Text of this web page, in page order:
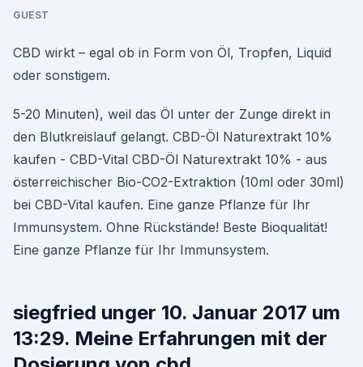
GUEST
CBD wirkt – egal ob in Form von Öl, Tropfen, Liquid
oder sonstigem.
5-20 Minuten), weil das Öl unter der Zunge direkt in
den Blutkreislauf gelangt. CBD-Öl Naturextrakt 10%
kaufen - CBD-Vital CBD-Öl Naturextrakt 10% - aus
österreichischer Bio-CO2-Extraktion (10ml oder 30ml)
bei CBD-Vital kaufen. Eine ganze Pflanze für Ihr
Immunsystem. Ohne Rückstände! Beste Bioqualität!
Eine ganze Pflanze für Ihr Immunsystem.
siegfried unger 10. Januar 2017 um
13:29. Meine Erfahrungen mit der